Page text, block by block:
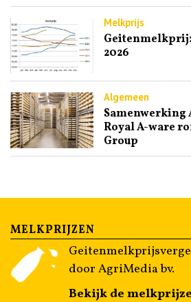
Melkprijs
2026
Algemeen
Samenwerking
Royal A-ware
Group
MELKPRIJZEN
door AgriMedia bv.
Bekijk de